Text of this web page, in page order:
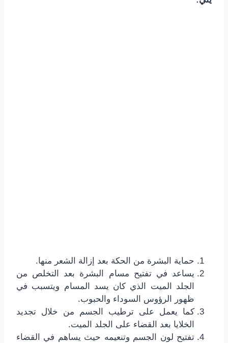
حماية البشرة من الحكة بعد إزالة الشعر منها.
يساعد في تفتيح مسام البشرة بعد التخلص من
الجلد الميت الذي كان يسد المسام ويتسبب في
ظهور الرؤوس السوداء والحبوب.
كما يعمل على ترطيب الجسم من خلال تجديد
الخلايا بعد القضاء على الجلد الميت.
تفتيح لون الجسم وتنعيمه حيث يساهم في القضاء